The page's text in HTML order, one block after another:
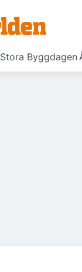
Stora Byggdagen